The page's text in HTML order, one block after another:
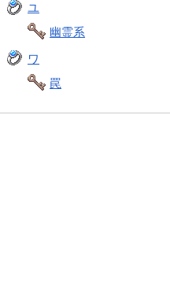
ユ
幽霊系
ワ
罠